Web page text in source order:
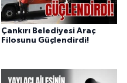
Çankırı Belediyesi Araç
Filosunu Güçlendirdi!